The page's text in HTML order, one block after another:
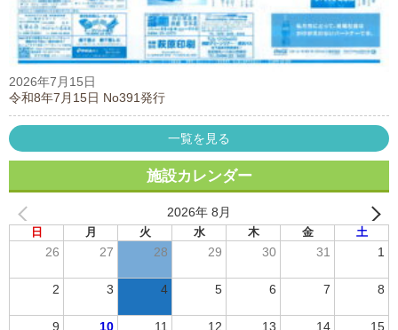
2026年7月15日
令和8年7月15日 No391発行
一覧を見る
施設カレンダー
2026年 8月
日 月 火 水 木 金 土
26 27 28 29 30 31 1
2 3 4 5 6 7 8
9 10 11 12 13 14 15